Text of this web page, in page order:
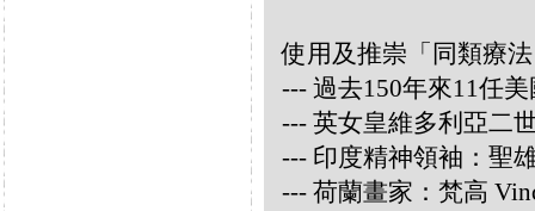
使用及推崇「同類療
--- 過去150年來11任
--- 英女皇維多利亞二
--- 印度精神領袖：聖
--- 荷蘭畫家：梵高